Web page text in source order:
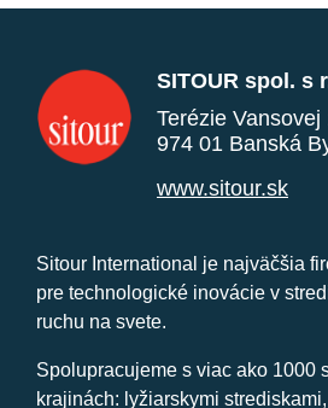
SITOUR spol. s
Terézie Vansovej
974 01 Banská
www.sitour.sk
Sitour International je najväčšia
pre technologické inovácie v
ruchu na svete.
Spolupracujeme s viac ako 1000
krajinách: lyžiarskymi